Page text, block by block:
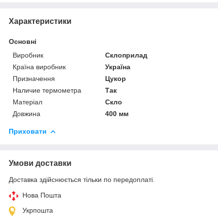
Характеристики
Основні
Виробник
Склоприлад
Країна виробник
Україна
Призначення
Цукор
Наличие термометра
Так
Матеріал
Скло
Довжина
400 мм
Приховати
Умови доставки
Доставка здійснюється тільки по передоплаті.
Нова Пошта
Укрпошта